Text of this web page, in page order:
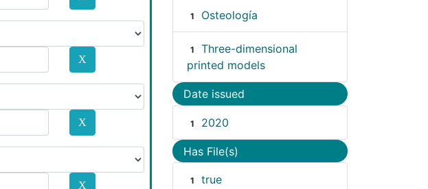
1 Osteología
1
Three-dimensional
printed models
Date issued
1 2020
Has File(s)
1 true